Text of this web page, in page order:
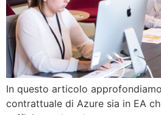
In questo articolo
contrattuale di Azure sia in EA